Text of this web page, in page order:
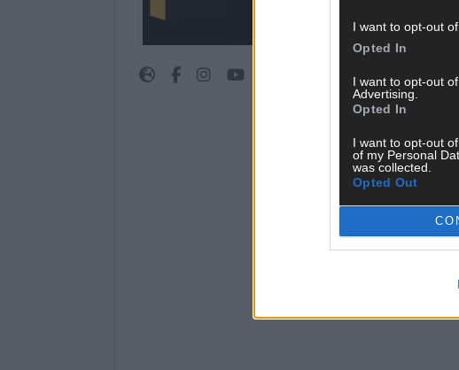
I want to opt-out
Opted In
I want to opt-out
Advertising.
Opted In
I want to opt-out
of my Personal
was collected.
Opted Out
oder crazy Trends – wir
bringen’s auf den Punkt.